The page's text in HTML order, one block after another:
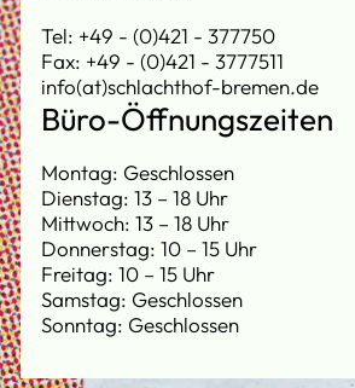
Tel: +49 - (0)421 - 377750
Fax: +49 - (0)421 - 3777511
info(at)schlachthof-bremen.de
Büro-Öffnungszeiten
Montag: Geschlossen
Dienstag: 13 – 18 Uhr
Mittwoch: 13 – 18 Uhr
Donnerstag: 10 – 15 Uhr
Freitag: 10 – 15 Uhr
Samstag: Geschlossen
Sonntag: Geschlossen